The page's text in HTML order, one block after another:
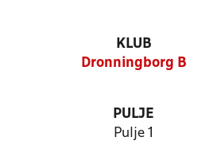
KLUB
Dronningborg B
PULJE
Pulje 1